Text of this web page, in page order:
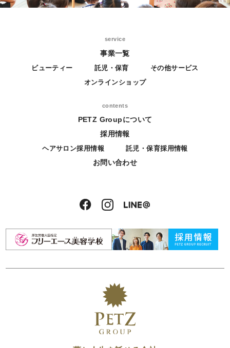
service
事業一覧
ビューティー 託児・保育
その他サービス
オンラインショップ
contents
PETZ Groupについて
採用情報
ヘアサロン採用情報 託児・保育採用情報
お問い合わせ